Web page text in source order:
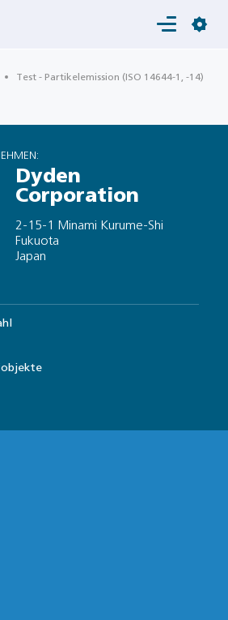
Login
Test - Partikelemission (ISO 14644-1, -14)
Dyden
Corporation
2-15-1 Minami Kurume-Shi
Fukuota
Japan